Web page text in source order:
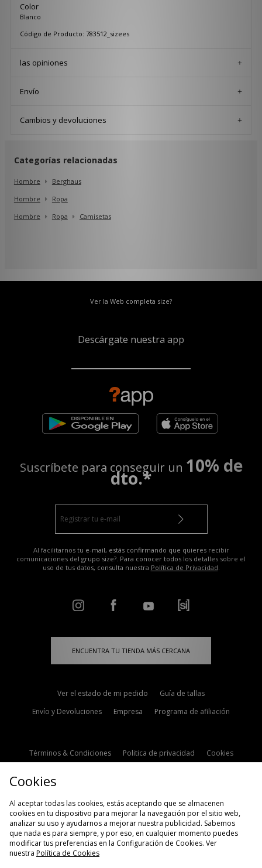
Color
Blanco
Código de Producto: 783512_sizees
las opiniones
Envío
Cambios y devoluciones
Categorías relacionadas
Hombre
Berghaus
Hombre
Ropa
Hombre
Ropa Camisetas
Ver la Web completa size?
Descárgate nuestra app
Suscríbete para conseguir un 10% de
dto.*
Al facilitarnos tu e-mail, estás confirmando que quieres recibir
comunicaciones del grupo size?. Para conocer todos los detalles sobre el
uso de tus datos, consulta nuestra Política de Privacidad
ENCUENTRA TU TIENDA MÁS CERCANA
Ver el estado de mi pedido
Guía de tallas
Envío y Devoluciones
Empresa Programa de afiliación
Términos & Condiciones Politica de privacidad
Cookies
Cookies
Al aceptar todas las cookies, estás aceptando que se almacenen
cookies en tu dispositivo para mejorar la navegación por el sitio web,
analizar su uso y ayudarnos a mejorar nuestra publicidad. Sabemos
que nada es para siempre, y por eso, en cualquier momento puedes
modificar tus preferencias en la Configuración de Cookies. Ver
nuestra Política de Cookies